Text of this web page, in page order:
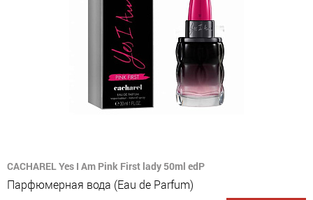
CACHAREL Yes I Am Pink First lady 50ml edP
Парфюмерная вода (Eau de Parfum)